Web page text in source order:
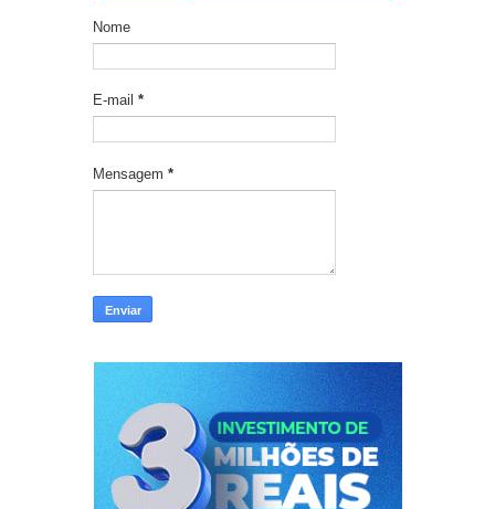
Nome
E-mail *
Mensagem *